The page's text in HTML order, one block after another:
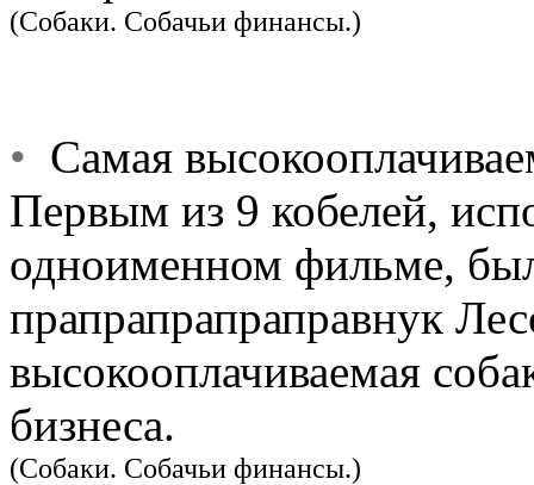
(Собаки. Собачьи финансы.)
• Самая
Первым из 9 кобелей,
одноименном фильме,
прапрапрапраправнук
высокооплачиваемая
бизнеса.
(Собаки. Собачьи финансы.)